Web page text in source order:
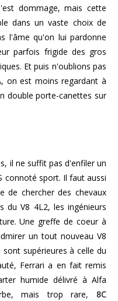
dommage, mais cette
dans un vaste choix de
l'âme qu'on lui pardonne
parfois frigide des gros
Et puis n'oublions pas
on est moins regardant à
double porte-canettes sur
il ne suffit pas d'enfiler un
connoté sport. Il faut aussi
de chercher des chevaux
du V8 4L2, les ingénieurs
Une greffe de coeur à
un tout nouveau V8
supérieures à celle du
Ferrari a en fait remis
humide délivré à Alfa
mais trop rare, 8C